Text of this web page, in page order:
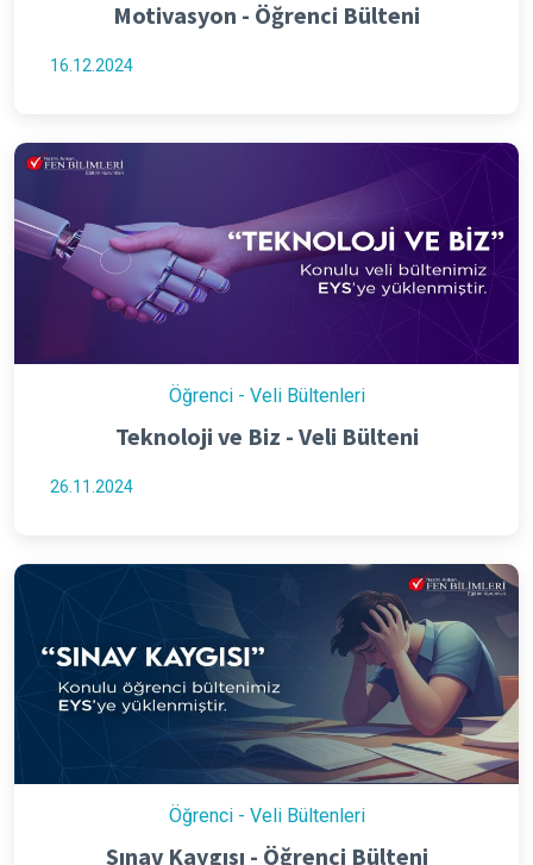
Motivasyon - Öğrenci Bülteni
16.12.2024
Öğrenci - Veli Bültenleri
Teknoloji ve Biz - Veli Bülteni
26.11.2024
Öğrenci - Veli Bültenleri